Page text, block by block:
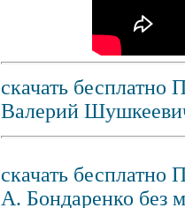
скачать бесплатно
Валерий
скачать бесплатно
А. Бондаренко без